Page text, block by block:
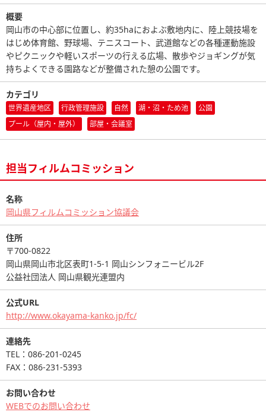
概要
岡山市の中心部に位置し、約35haにおよぶ敷地内に、陸上競技場を
はじめ体育館、野球場、テニスコート、武道館などの各種運動施設
やピクニックや軽いスポーツの行える広場、散歩やジョギングが気
持ちよくできる園路などが整備された憩の公園です。
カテゴリ
世界遺産地区 行政管理施設 自然 湖・沼・ため池
公園
プール（屋内・屋外）
部屋・会議室
担当フィルムコミッション
名称
岡山県フィルムコミッション協議会
住所
〒700-0822
岡山県岡山市北区表町1-5-1 岡山シンフォニービル2F
公益社団法人 岡山県観光連盟内
公式URL
http://www.okayama-kanko.jp/fc/
連絡先
TEL：086-201-0245
FAX：086-231-5393
お問い合わせ
WEBでのお問い合わせ